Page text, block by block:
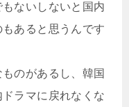
ないしないと国内
あると思うんです
のがあるし、韓国
ラマに戻れなくな